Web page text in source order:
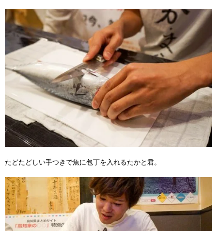
たどたどしい手つきで魚に包丁を入れるたかと君。